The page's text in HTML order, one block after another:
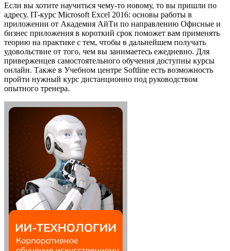
Если вы хотите научиться чему-то новому, то вы пришли по
адресу. IT-курс Microsoft Excel 2016: основы работы в
приложении от Академия АйТи по направлению Офисные и
бизнес приложения в короткий срок поможет вам применять
теорию на практике с тем, чтобы в дальнейшем получать
удовольствие от того, чем вы занимаетесь ежедневно. Для
приверженцев самостоятельного обучения доступны курсы
онлайн. Также в Учебном центре Softline есть возможность
пройти нужный курс дистанционно под руководством
опытного тренера.